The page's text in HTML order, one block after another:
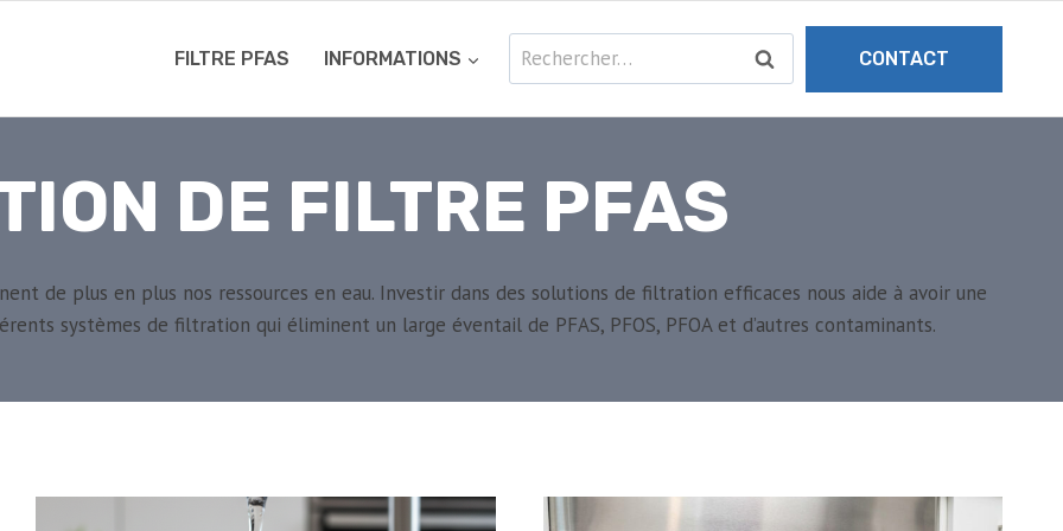
FILTRE PFAS INFORMATIONS Rechercher : CONTACT
DE FILTRE PFAS
de plus en plus nos ressources en eau. Investir dans des solutions de filtration efficaces nous aide à avoir une
systèmes de filtration qui éliminent un large éventail de PFAS, PFOS, PFOA et d’autres contaminants.